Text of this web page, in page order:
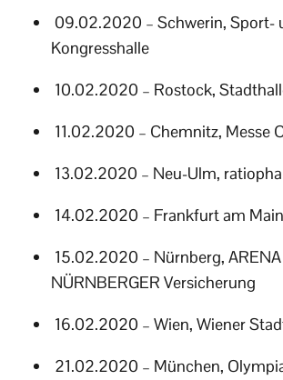
09.02.2020 – Schwerin, Sport-
Kongresshalle
10.02.2020 – Rostock,
11.02.2020 – Chemnitz, Messe
13.02.2020 – Neu-Ulm,
14.02.2020 – Frankfurt am
15.02.2020 – Nürnberg, ARENA
NÜRNBERGER Versicherung
16.02.2020 – Wien, Wiener
21.02.2020 – München,